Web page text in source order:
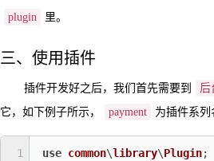
plugin
里。
三、使用插件
插件开发好之后，我们首先需要到 后
它，如下例子所示，
payment 为插件系列
use common\library\Plugin;
1